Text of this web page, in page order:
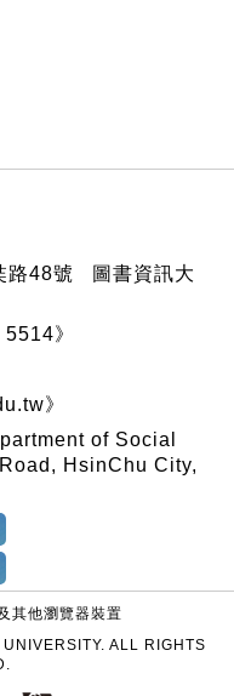
路48號
圖書資訊大
》
》
of Social
HsinChu City,
其他瀏覽器裝置
ALL RIGHTS